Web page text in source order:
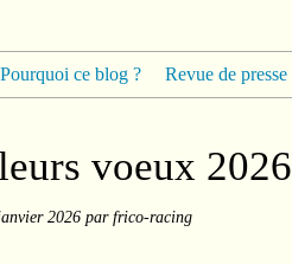
Pourquoi ce blog ? Revue de presse
voeux 2026
2026 par frico-racing